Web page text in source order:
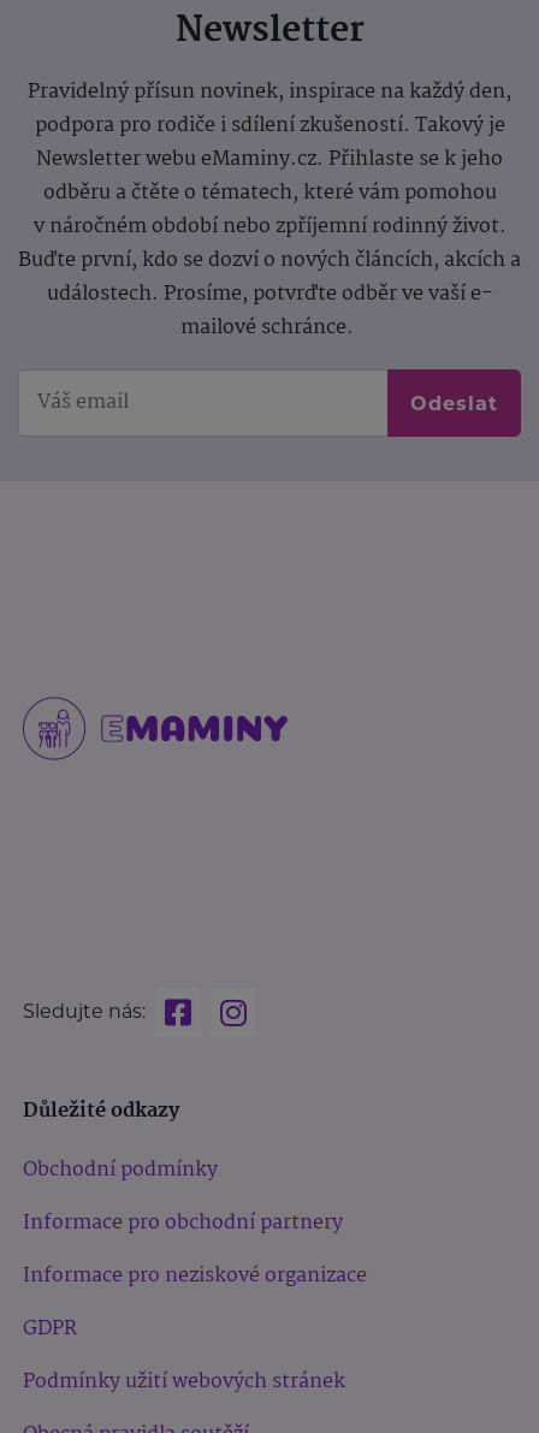
Newsletter
Pravidelný přísun novinek, inspirace na každý den,
podpora pro rodiče i sdílení zkušeností. Takový je
Newsletter webu eMaminy.cz. Přihlaste se k jeho
odběru a čtěte o tématech, které vám pomohou
v náročném období nebo zpříjemní rodinný život.
Buďte první, kdo se dozví o nových článcích, akcích a
událostech. Prosíme, potvrďte odběr ve vaší e-
mailové schránce.
Odeslat
Sledujte nás:
Důležité odkazy
Obchodní podmínky
Informace pro obchodní partnery
Informace pro neziskové organizace
GDPR
Podmínky užití webových stránek